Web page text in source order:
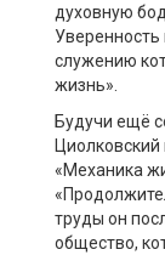
духовную
Уверенность
служению
жизнь».
Будучи ещё
Циолковский
«Механика
труды он
общество,